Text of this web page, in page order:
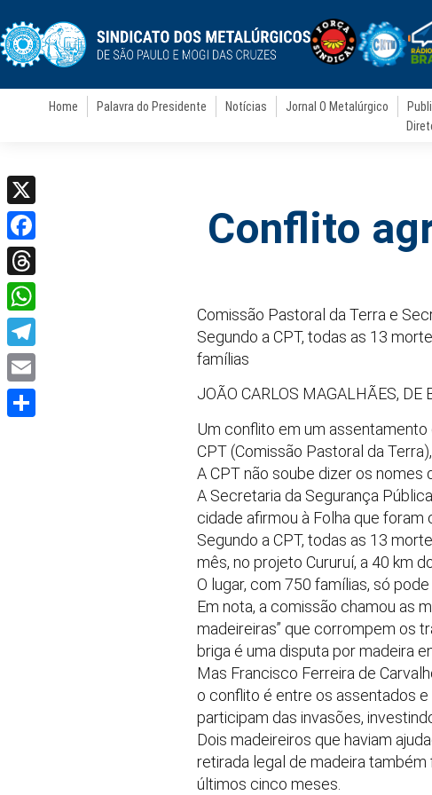
Home Palavra do Presidente Notícias Jornal O Metalúrgico
Conflito
Comissão Pastoral da Terra e
Segundo a CPT, todas as 13
famílias
JOÃO CARLOS MAGALHÃES, DE
Um conflito em um
CPT (Comissão Pastoral da
A CPT não soube dizer os
A Secretaria da Segurança
cidade afirmou à Folha que foram
Segundo a CPT, todas as 13
mês, no projeto Cururuí, a 40 km
O lugar, com 750 famílias, só
Em nota, a comissão chamou as
madeireiras” que corrompem os
briga é uma disputa por madeira
Mas Francisco Ferreira de
o conflito é entre os assentados
participam das invasões,
Dois madeireiros que haviam
retirada legal de madeira
últimos cinco meses.
X
Facebook
Threads
WhatsApp
Telegram
Email